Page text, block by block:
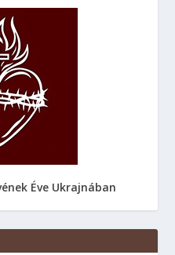
Éve Ukrajnában